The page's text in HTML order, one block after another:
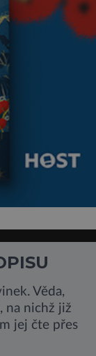
Věda,
na nichž již
jej čte přes